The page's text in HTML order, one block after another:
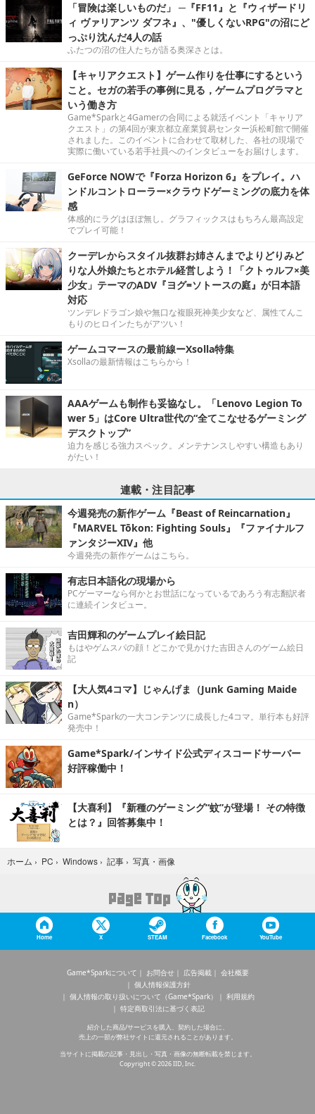
「冒険は楽しいものだ」 ─『FF11』と『ウィザードリ
ィ ヴァリアンツ ダフネ』、"優しくないRPG"の沼にど
っぷり沈んだ4人の話
ふたつの沼の住人たちが語る奥深さとは。
【キャリアクエスト】ゲーム作りを仕事にするという
こと。セガの若手の事例に見る，ゲームプログラマと
いう働き方
Game*Sparkと4Gamerの合同による就活イベント「キャリア
クエスト」の第4回が東京都立産業貿易センター浜松町館で開催
されました。このイベントに合わせて取材した、各社の現場で
実際に働いている若手社員へのインタビューをお届けします。
GeForce NOWで『Forza Horizon 6』をプレイ。ハ
ンドルコントローラー×クラウドゲーミングの底力を体
感
体感的にラグはほぼ無し。グラフィックスはもちろん最高設定
でプレイ可能！
クーデレからスタイル抜群お姉さんまでよりどりみど
りな人外娘たちとホテル経営しよう！「クトゥルフ×美
少女」テーマのADV『ヨグ=ソトースの庭』が日本語
対応
ツンデレドラゴン娘や無口な複眼死神美少女など、属性てんこ
もりのヒロインたちがアツい！
ゲームコマースの最前線ーXsolla特集
Xsollaの最新情報はこちらから！
AAAゲームも制作も妥協なし。「Lenovo Legion To
wer 5」はCore Ultra世代の“全てこなせるゲーミング
デスクトップ”
迫力を感じる強力スペック。メンテナンスしやすい構造もあり
がたい！
連載・注目記事
今週発売の新作ゲーム『Beast of Reincarnation』
『MARVEL Tōkon: Fighting Souls』『ファイナルフ
ァンタジーXIV』他
今週発売の新作ゲームはこちら。
有志日本語化の現場から
PCゲーマーなら何かとお世話になっているであろう有志翻訳者
に連続インタビュー。
吉田輝和のゲームプレイ絵日記
もはやゲムスパの顔！どこかで見かけた吉田さんのゲーム絵日
記
【大人気4コマ】じゃんげま（Junk Gaming Maide
n）
Game*Sparkの一大コンテンツに成長した4コマ。単行本も好評
発売中！
Game*Spark/インサイド公式ディスコードサーバー
好評稼働中！
【大喜利】『新種のゲーミング“蚊”が登場！ その特徴
とは？』回答募集中！
ホーム › PC › Windows › 記事 › 写真・画像
Home X STEAM Facebook YouTube
Game*Sparkについて お問合せ 広告掲載
会社概要
個人情報保護方針
個人情報の取り扱いについて（Game*Spark）
利用規約
特定商取引法に基づく表記
紹介した商品/サービスを購入、契約した場合に、
売上の一部が弊社サイトに還元されることがあります。
当サイトに掲載の記事・見出し・写真・画像の無断転載を禁じます。
Copyright © 2026 IID, Inc.